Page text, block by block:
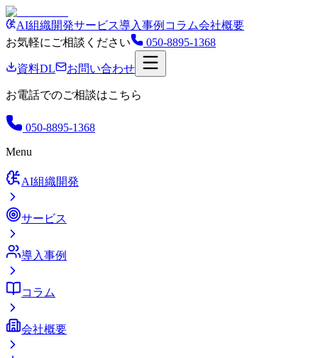
AI組織開発サービス導入事例 コラム会社概要
お気軽にご相談ください
050-8895-1368
資料DL お問い合わせ
お電話でのご相談はこちら
050-8895-1368
Menu
AI組織開発
サービス
導入事例
コラム
会社概要